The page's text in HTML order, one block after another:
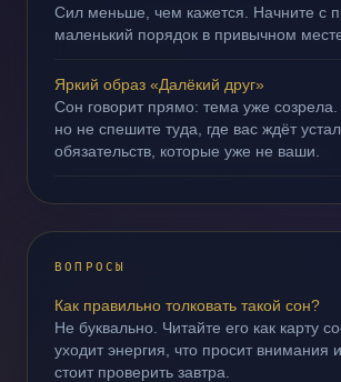
Сил меньше, чем кажется. Начните с
маленький порядок в привычном
Яркий образ «Далёкий друг»
Сон говорит прямо: тема уже созрела.
но не спешите туда, где вас ждёт
обязательств, которые уже не ваши.
ВОПРОСЫ
Как правильно толковать такой сон?
Не буквально. Читайте его как карту
уходит энергия, что просит внимания
стоит проверить завтра.